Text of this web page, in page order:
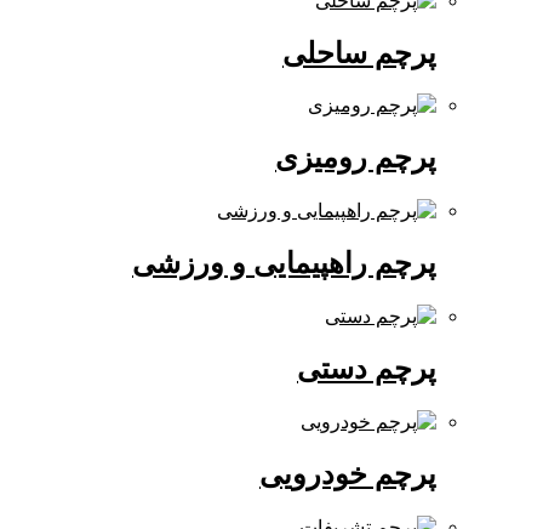
پرچم ساحلی
پرچم رومیزی
پرچم راهپیمایی و ورزشی
پرچم دستی
پرچم خودرویی